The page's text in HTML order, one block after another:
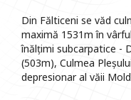
Din Fălticeni se văd
maximă 1531m în
înălțimi subcarpatice -
(503m), Culmea
depresionar al văii